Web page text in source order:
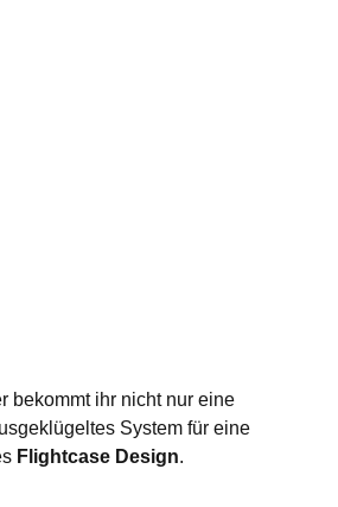
bekommt ihr nicht nur eine
System für eine
Flightcase Design.